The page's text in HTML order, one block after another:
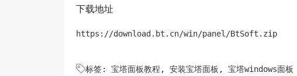
下载地址
https://download.bt.cn/win/panel/BtSoft.zip
标签: 宝塔面板教程 , 安装宝塔面板 , 宝塔windows面板